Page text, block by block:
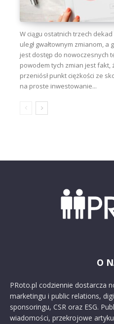
W ciągu ostatnich trzech
uległ gwałtownym zmianom, a
jest dostęp do nowoczesnych
powodem tych zmian jest
przeniósł punkt ciężkości ze
na proste inwestowanie...
O
PRoto.pl codziennie dostarcza
marketingu i public relations,
sponsoringu, CSR oraz ESG.
wiadomości, przekrojowe